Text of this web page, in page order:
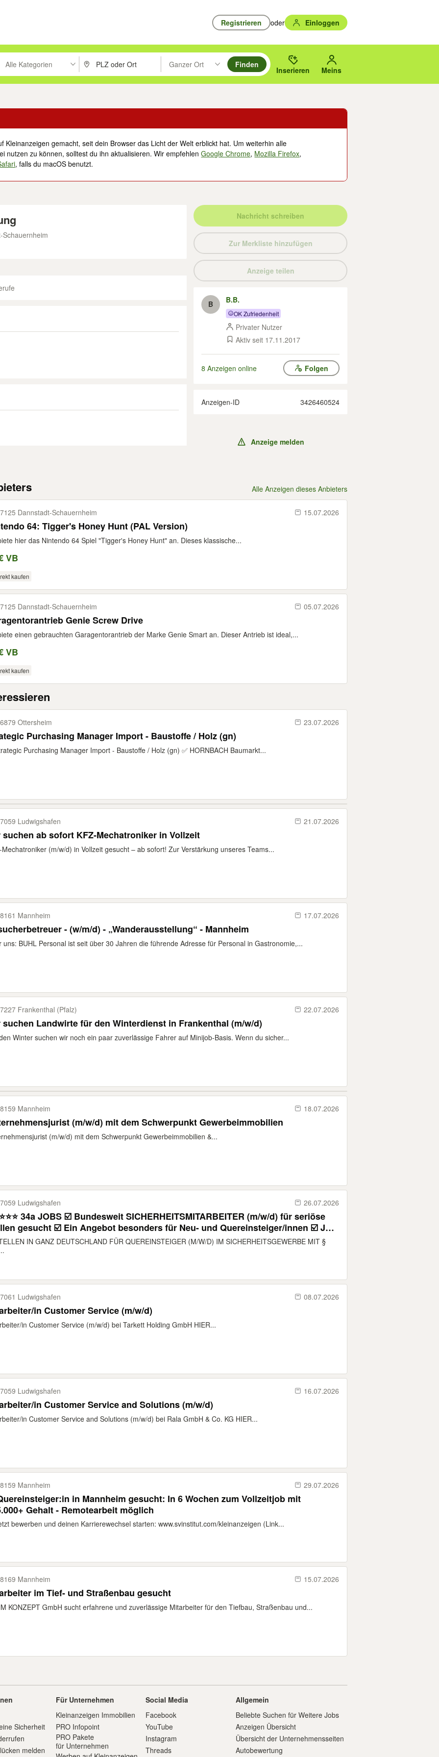
Registrieren oder Einloggen
um zu suchen, oder Vorschläge mit den Pfeiltasten nach oben/unten durchsuchen und mit Eingabetaste auswählen.
Alle Kategorien PLZ oder Ort eingeben. Eingabetaste drücken um zu suchen, oder Vorschläge mit den Pfeiltasten nach oben/
Ganzer Ort
Suche im Umkreis des gewählten Orts oder PLZ.
Finden
Inserieren Meins
Kleinanzeigen gemacht, seit dein Browser das Licht der Welt erblickt hat. Um weiterhin alle
nutzen zu können, solltest du ihn aktualisieren. Wir empfehlenGoogle Chrome, Mozilla Firefox,
, falls du macOS benutzt.
Nachricht schreiben
Zur Merkliste hinzufügen
Anzeige teilen
B B.B.
OK Zufriedenheit
Privater Nutzer
Aktiv seit 17.11.2017
8 Anzeigen online Folgen
Anzeigen-ID 3426460524
Anzeige melden
Alle Anzeigen dieses Anbieters
Dannstadt-​Schauernheim 15.07.2026
64: Tigger's Honey Hunt (PAL Version)
hier das Nintendo 64 Spiel "Tigger's Honey Hunt" an. Dieses klassische...
VB
kaufen
Dannstadt-​Schauernheim 05.07.2026
Genie Screw Drive
einen gebrauchten Garagentorantrieb der Marke Genie Smart an. Dieser Antrieb ist ideal,...
VB
kaufen
Ottersheim 23.07.2026
Purchasing Manager Import - Baustoffe / Holz (gn)
Purchasing Manager Import - Baustoffe / Holz (gn) ✅ HORNBACH Baumarkt...
Ludwigshafen 21.07.2026
suchen ab sofort KFZ-Mechatroniker in Vollzeit
Mechatroniker (m/w/d) in Vollzeit gesucht – ab sofort! Zur Verstärkung unseres Teams...
Mannheim 17.07.2026
- (w/m/d) - „Wanderausstellung“ - Mannheim
uns: BUHL Personal ist seit über 30 Jahren die führende Adresse für Personal in Gastronomie,...
Frankenthal (Pfalz) 22.07.2026
suchen Landwirte für den Winterdienst in Frankenthal (m/w/d)
Winter suchen wir noch ein paar zuverlässige Fahrer auf Minijob-Basis. Wenn du sicher...
Mannheim 18.07.2026
(m/w/d) mit dem Schwerpunkt Gewerbeimmobilien
(m/w/d) mit dem Schwerpunkt Gewerbeimmobilien &...
Ludwigshafen 26.07.2026
34a JOBS ☑️ Bundesweit SICHERHEITSMITARBEITER (m/w/d) für seriöse
gesucht ☑️ Ein Angebot besonders für Neu- und Quereinsteiger/innen ☑️ JOB
Vorbereitung auf IHK Sachkunde ☑️
IN GANZ DEUTSCHLAND FÜR QUEREINSTEIGER (M/W/D) IM SICHERHEITSGEWERBE MIT §
Ludwigshafen 08.07.2026
in Customer Service (m/w/d)
in Customer Service (m/w/d) bei Tarkett Holding GmbH HIER...
Ludwigshafen 16.07.2026
in Customer Service and Solutions (m/w/d)
in Customer Service and Solutions (m/w/d) bei Rala GmbH & Co. KG HIER...
Mannheim 29.07.2026
in Mannheim gesucht: In 6 Wochen zum Vollzeitjob mit
Gehalt - Remotearbeit möglich
bewerben und deinen Karrierewechsel starten: www.svinstitut.com/kleinanzeigen (Link...
Mannheim 15.07.2026
im Tief- und Straßenbau gesucht
KONZEPT GmbH sucht erfahrene und zuverlässige Mitarbeiter für den Tiefbau, Straßenbau und...
Sicherheit
melden
Für Unternehmen
Kleinanzeigen Immobilien
PRO Infopoint
PRO Pakete
für Unternehmen
Social Media
Facebook
YouTube
Instagram
Threads
Allgemein
Beliebte Suchen für Weitere Jobs
Anzeigen Übersicht
Übersicht der Unternehmensseiten
Autobewertung